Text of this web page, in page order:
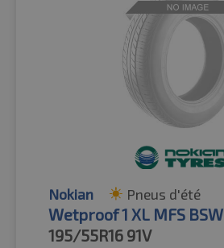
Nokian Pneus d'été
Wetproof 1 XL MFS BSW
195/55R16 91V